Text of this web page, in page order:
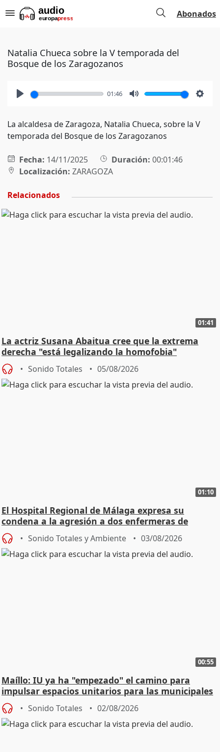
Abonados
Natalia Chueca sobre la V temporada del
Bosque de los Zaragozanos
01:46
La alcaldesa de Zaragoza, Natalia Chueca, sobre la V
temporada del Bosque de los Zaragozanos
Fecha: 14/11/2025 Duración: 00:01:46
Localización: ZARAGOZA
Relacionados
01:41
La actriz Susana Abaitua cree que la extrema
derecha "está legalizando la homofobia"
Sonido Totales 05/08/2026
01:10
El Hospital Regional de Málaga expresa su
condena a la agresión a dos enfermeras de
Urgencias
Sonido Totales y Ambiente 03/08/2026
00:55
Maíllo: IU ya ha "empezado" el camino para
impulsar espacios unitarios para las municipales
Sonido Totales 02/08/2026